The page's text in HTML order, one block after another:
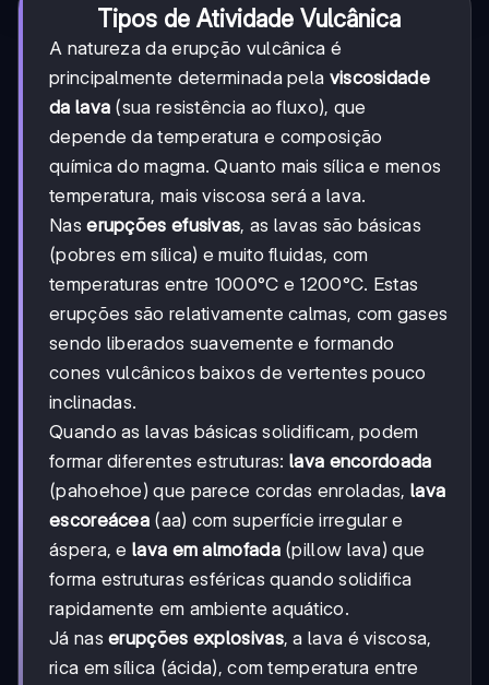
Tipos de Atividade Vulcânica
A natureza da erupção vulcânica é
principalmente determinada pela viscosidade
da lava (sua resistência ao fluxo), que
depende da temperatura e composição
química do magma. Quanto mais sílica e menos
temperatura, mais viscosa será a lava.
Naserupções efusivas, as lavas são básicas
(pobres em sílica) e muito fluidas, com
temperaturas entre 1000°C e 1200°C. Estas
erupções são relativamente calmas, com gases
sendo liberados suavemente e formando
cones vulcânicos baixos de vertentes pouco
inclinadas.
Quando as lavas básicas solidificam, podem
formar diferentes estruturas:lava encordoada
(pahoehoe) que parece cordas enroladas, lava
escoreácea (aa) com superfície irregular e
áspera, e lava em almofada(pillow lava) que
forma estruturas esféricas quando solidifica
rapidamente em ambiente aquático.
Já naserupções explosivas, a lava é viscosa,
rica em sílica (ácida), com temperatura entre